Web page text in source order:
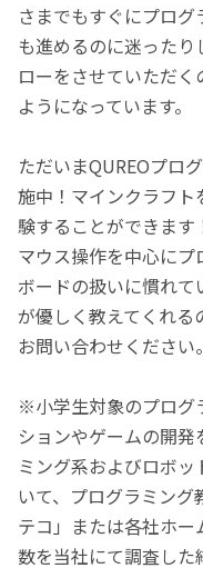
さまでもすぐにプロ
も進めるのに迷った
ローをさせていただ
ようになっています。
ただいまQUREOプロ
施中！マインクラフ
験することができます
マウス操作を中心に
ボードの扱いに慣れ
が優しく教えてくれ
お問い合わせください。
※小学生対象のプログ
ションやゲームの開
ミング系およびロボ
いて、プログラミン
テコ」または各社ホ
数を当社にて調査した